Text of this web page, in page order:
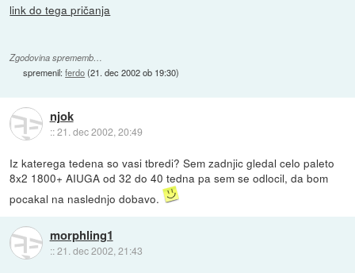
link do tega pričanja
Zgodovina sprememb…
spremenil:ferdo(21. dec 2002 ob 19:30)
njok
::21. dec 2002, 20:49
Iz katerega tedena so vasi tbredi? Sem zadnjic gledal celo paleto
8x2 1800+ AIUGA od 32 do 40 tedna pa sem se odlocil, da bom
pocakal na naslednjo dobavo.
morphling1
::21. dec 2002, 21:43